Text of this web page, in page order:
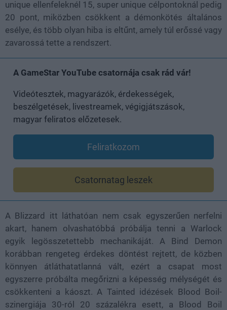
unique ellenfeleknél 15, super unique célpontoknál pedig
20 pont, miközben csökkent a démonkötés általános
esélye, és több olyan hiba is eltűnt, amely túl erőssé vagy
zavarossá tette a rendszert.
A GameStar YouTube csatornája csak rád vár!
Videótesztek, magyarázók, érdekességek,
beszélgetések, livestreamek, végigjátszások,
magyar feliratos előzetesek.
Feliratkozom
Csatornatag leszek
A Blizzard itt láthatóan nem csak egyszerűen nerfelni
akart, hanem olvashatóbbá próbálja tenni a Warlock
egyik legösszetettebb mechanikáját. A Bind Demon
korábban rengeteg érdekes döntést rejtett, de közben
könnyen átláthatatlanná vált, ezért a csapat most
egyszerre próbálta megőrizni a képesség mélységét és
csökkenteni a káoszt. A Tainted idézések Blood Boil-
szinergiája 30-ról 20 százalékra esett, a Blood Boil